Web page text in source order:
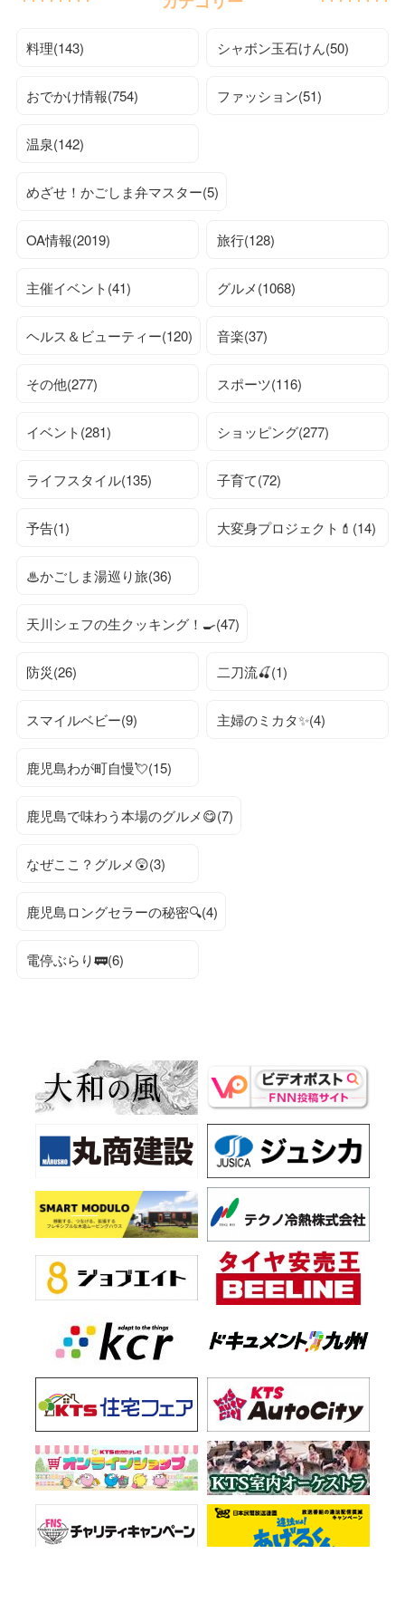
料理(143) シャボン玉石けん(50)
おでかけ情報(754) ファッション(51)
温泉(142)
めざせ！かごしま弁マスター(5)
OA情報(2019) 旅行(128)
主催イベント(41) グルメ(1068)
ヘルス＆ビューティー(120) 音楽(37)
その他(277) スポーツ(116)
イベント(281) ショッピング(277)
ライフスタイル(135) 子育て(72)
予告(1) 大変身プロジェクト💄(14)
♨かごしま湯巡り旅(36)
天川シェフの生クッキング！🍳(47)
防災(26) 二刀流🍒(1)
スマイルベビー(9) 主婦のミカタ✨(4)
鹿児島わが町自慢💘(15)
鹿児島で味わう本場のグルメ😋(7)
なぜここ？グルメ😲(3)
鹿児島ロングセラーの秘密🔍(4)
電停ぶらり🚃(6)